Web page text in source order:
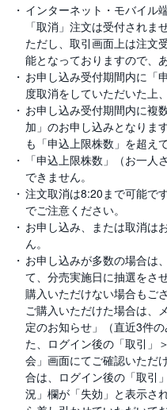
外
貨
建
M
M
F
NE
W
取
引
所
C
F
(
く
り
っ
く
株
3
6
5)
店
頭
C
F
D
S
T(
立会外トレード
貸株
S株（単元未満株）
テーマ投資
ETF・ETN
REIT
インターネット・モバイル
「取消」注文は受付されませ
ただし、取引画面上は注文
能となっておりますので、
お申し込み受付期間内に「
度取消をしていただいた上
お申し込み受付期間内に複
加」のお申し込みとなりま
も「申込上限株数」を超え
「申込上限株数」（お一
できません。
注文取消は8:20まで可能で
でご注意ください。
お申し込み、または取消は
ん。
お申し込みが多数の場合は
て、分売実施日に抽選をさ
購入いただけない場合もご
ご購入いただけた場合は、
定のお知らせ」（直近3件
た、ログイン後の「取引」
会」画面にてご確認いただ
合は、ログイン後の「取引
況」欄が「失効」と表示さ